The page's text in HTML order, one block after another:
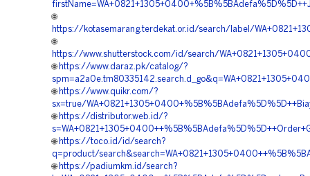
🌐
https://kotasemarang.terdekat.or.id/search/label/
🌐
https://www.shutterstock.com/id/search/
🌐 https://www.daraz.pk/catalog/?
🌐 https://www.quikr.com/?
sx=true/
🌐 https://distributor.web.id/?
🌐 https://toco.id/id/search?
q=product/
🌐 https://padiumkm.id/search?